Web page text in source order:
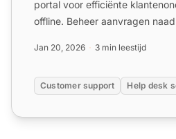
portal voor efficiënte
offline. Beheer aanvragen
Jan 20, 2026 3 min leestijd
Customer support Help desk